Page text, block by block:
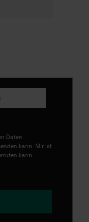
Daten
kann. Mir ist
kann.